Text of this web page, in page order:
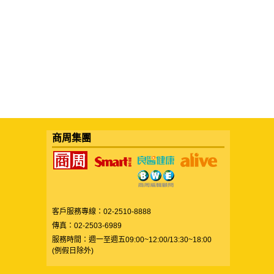
商周集團
客戶服務專線：02-2510-8888
傳真：02-2503-6989
服務時間：週一至週五09:00~12:00/13:30~18:00
(例假日除外)